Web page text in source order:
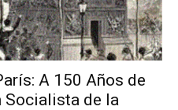
A 150 Años de
Socialista de la